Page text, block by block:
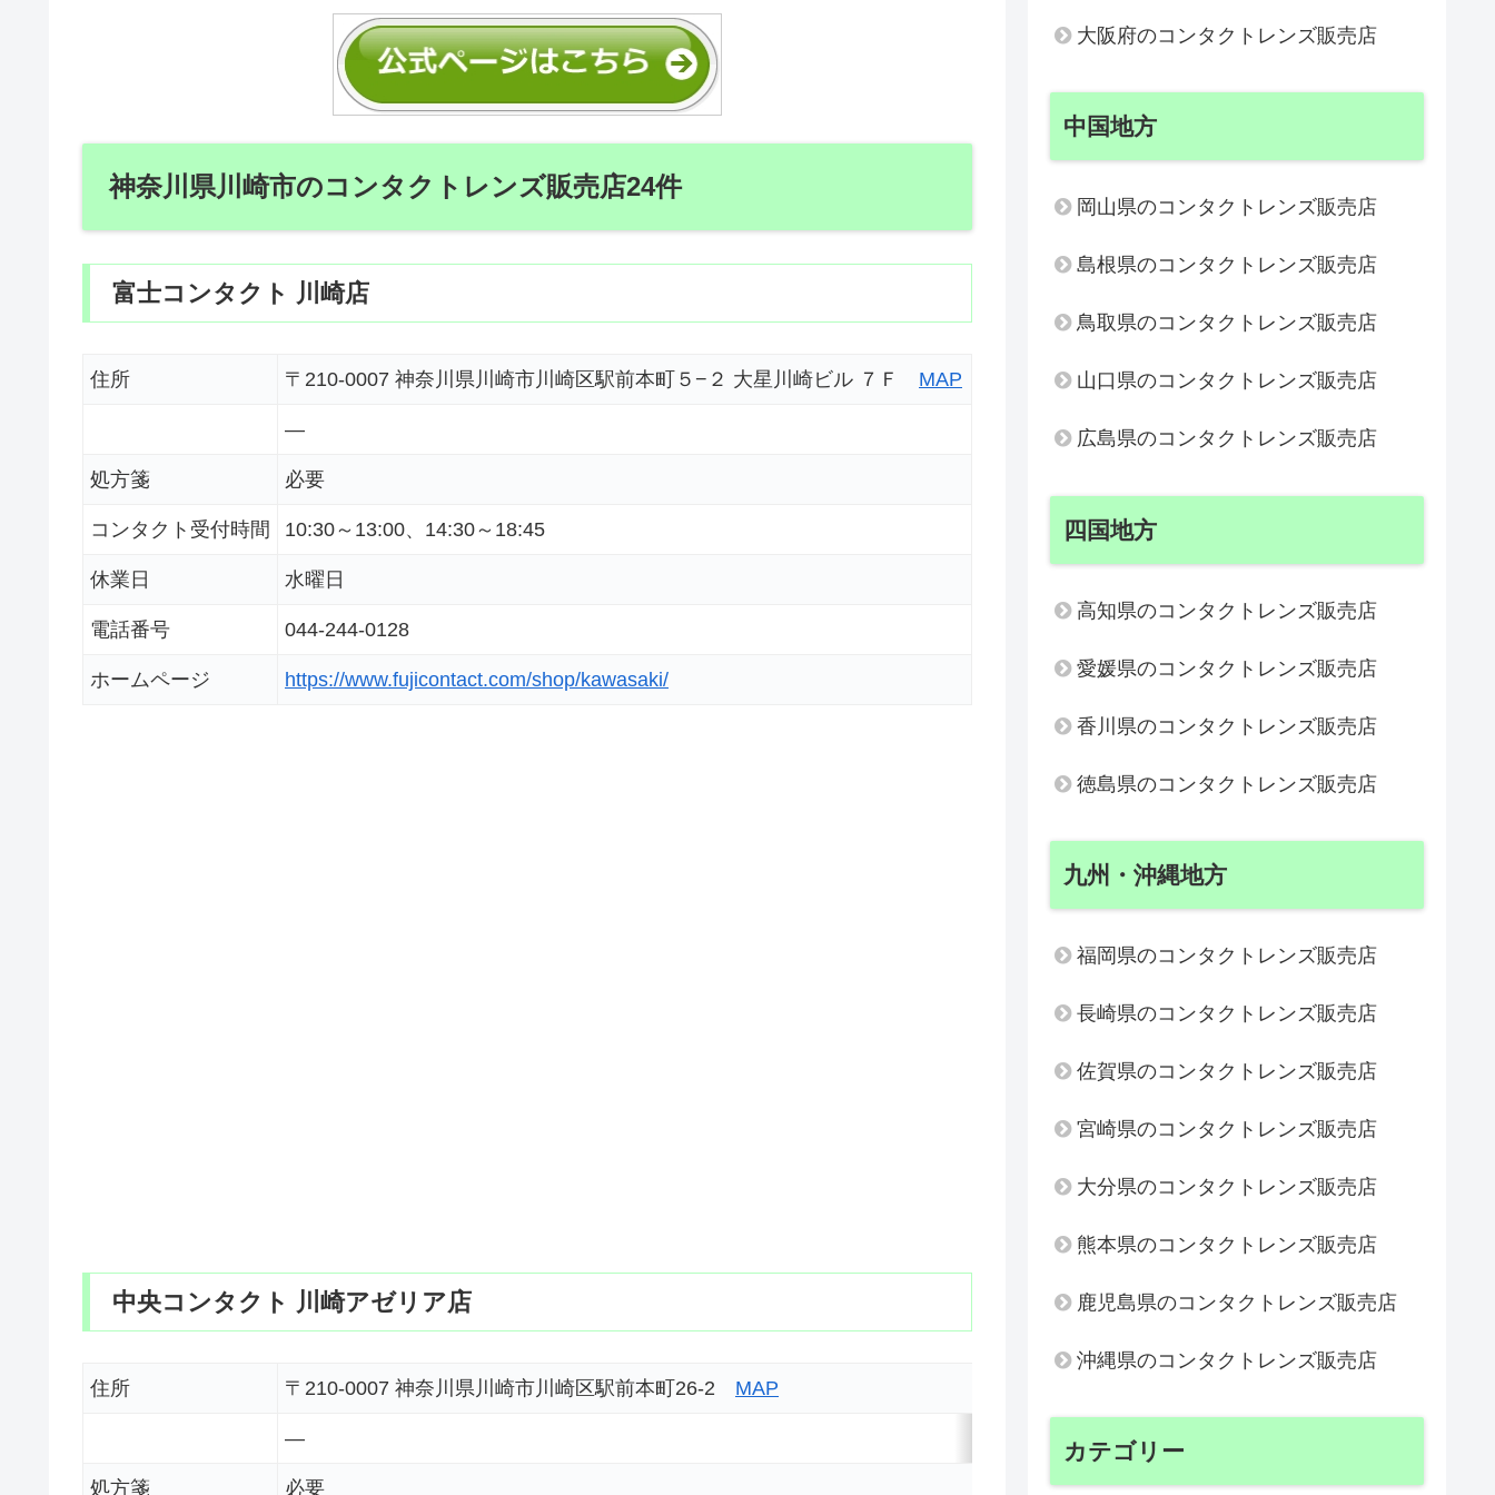
神奈川県川崎市のコンタクトレンズ販売店24件
富士コンタクト 川崎店
住所 〒210-0007 神奈川県川崎市川崎区駅前本町５−２ 大星川崎ビル ７Ｆ MAP
―
処方箋 必要
コンタクト受付時間 10:30～13:00、14:30～18:45
休業日 水曜日
電話番号 044-244-0128
ホームページ https://www.fujicontact.com/shop/kawasaki/
中央コンタクト 川崎アゼリア店
住所 〒210-0007 神奈川県川崎市川崎区駅前本町26-2 MAP
―
処方箋 必要
大阪府のコンタクトレンズ販売店
中国地方
岡山県のコンタクトレンズ販売店
島根県のコンタクトレンズ販売店
鳥取県のコンタクトレンズ販売店
山口県のコンタクトレンズ販売店
広島県のコンタクトレンズ販売店
四国地方
高知県のコンタクトレンズ販売店
愛媛県のコンタクトレンズ販売店
香川県のコンタクトレンズ販売店
徳島県のコンタクトレンズ販売店
九州・沖縄地方
福岡県のコンタクトレンズ販売店
長崎県のコンタクトレンズ販売店
佐賀県のコンタクトレンズ販売店
宮崎県のコンタクトレンズ販売店
大分県のコンタクトレンズ販売店
熊本県のコンタクトレンズ販売店
鹿児島県のコンタクトレンズ販売店
沖縄県のコンタクトレンズ販売店
カテゴリー